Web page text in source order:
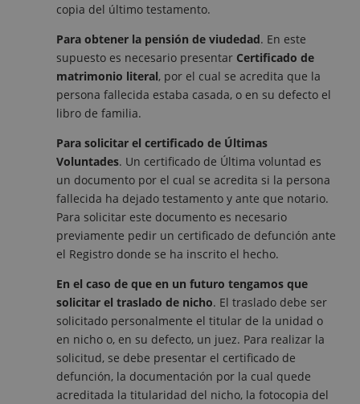
copia del último testamento.
Para obtener la pensión de viudedad. En este
supuesto es necesario presentar Certificado de
matrimonio literal, por el cual se acredita que la
persona fallecida estaba casada, o en su defecto el
libro de familia.
Para solicitar el certificado de Últimas
Voluntades. Un certificado de Última voluntad es
un documento por el cual se acredita si la persona
fallecida ha dejado testamento y ante que notario.
Para solicitar este documento es necesario
previamente pedir un certificado de defunción ante
el Registro donde se ha inscrito el hecho.
En el caso de que en un futuro tengamos que
solicitar el traslado de nicho. El traslado debe ser
solicitado personalmente el titular de la unidad o
en nicho o, en su defecto, un juez. Para realizar la
solicitud, se debe presentar el certificado de
defunción, la documentación por la cual quede
acreditada la titularidad del nicho, la fotocopia del